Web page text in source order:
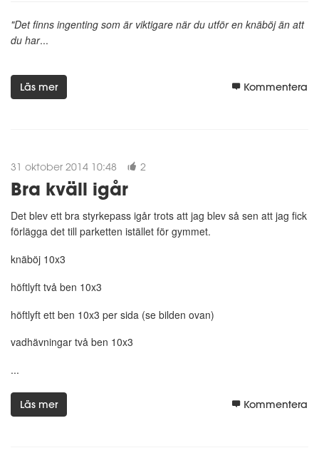
"Det finns ingenting som är viktigare när du utför en knäböj än att
du har...
Läs mer Kommentera
31 oktober 2014 10:48 2
Bra kväll igår
Det blev ett bra styrkepass igår trots att jag blev så sen att jag fick
förlägga det till parketten istället för gymmet.
knäböj 10x3
höftlyft två ben 10x3
höftlyft ett ben 10x3 per sida (se bilden ovan)
vadhävningar två ben 10x3
...
Läs mer Kommentera